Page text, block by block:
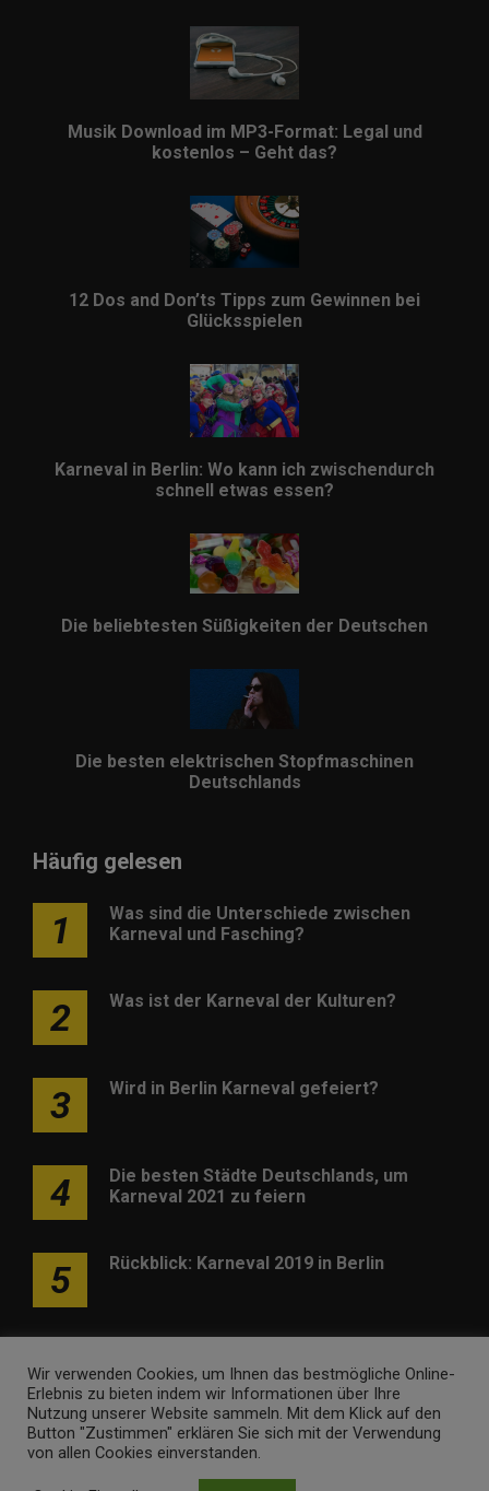
Musik Download im MP3-Format: Legal und
kostenlos – Geht das?
12 Dos and Don’ts Tipps zum Gewinnen bei
Glücksspielen
Karneval in Berlin: Wo kann ich zwischendurch
schnell etwas essen?
Die beliebtesten Süßigkeiten der Deutschen
Die besten elektrischen Stopfmaschinen
Deutschlands
Häufig gelesen
1
Was sind die Unterschiede zwischen
Karneval und Fasching?
2 Was ist der Karneval der Kulturen?
3 Wird in Berlin Karneval gefeiert?
4
Die besten Städte Deutschlands, um
Karneval 2021 zu feiern
5 Rückblick: Karneval 2019 in Berlin
Werben Kontakt Impressum Newsletter
Wir verwenden Cookies, um Ihnen das bestmögliche Online-
Erlebnis zu bieten indem wir Informationen über Ihre
Nutzung unserer Website sammeln. Mit dem Klick auf den
Button "Zustimmen" erklären Sie sich mit der Verwendung
von allen Cookies einverstanden.